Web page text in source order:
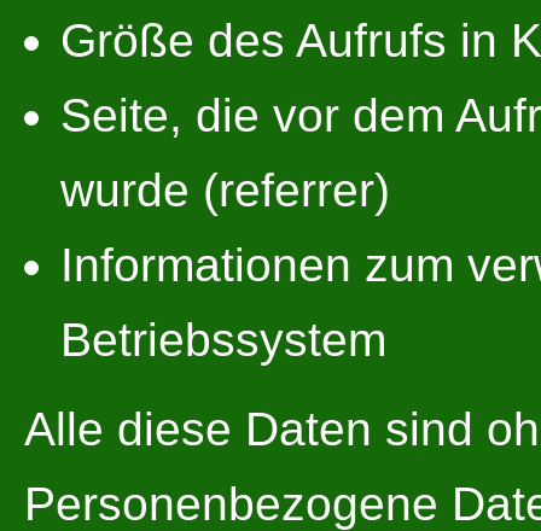
Größe des Aufrufs in
Seite, die vor dem
wurde (referrer)
Informationen zum
Betriebssystem
Alle diese Daten sind
Personenbezogene